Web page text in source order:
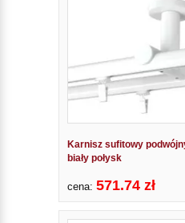
Karnisz sufitowy
biały połysk
cena: 571.74 zł